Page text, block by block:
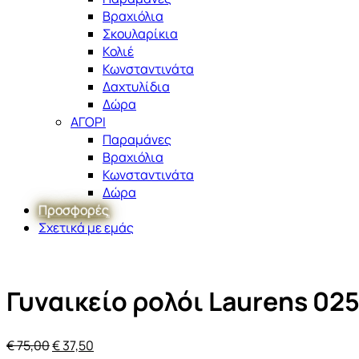
Βραχιόλια
Σκουλαρίκια
Κολιέ
Κωνσταντινάτα
Δαχτυλίδια
Δώρα
ΑΓΟΡΙ
Παραμάνες
Βραχιόλια
Κωνσταντινάτα
Δώρα
Προσφορές
Σχετικά με εμάς
Γυναικείο ρολόι Laurens
€75,00Original
€37,50